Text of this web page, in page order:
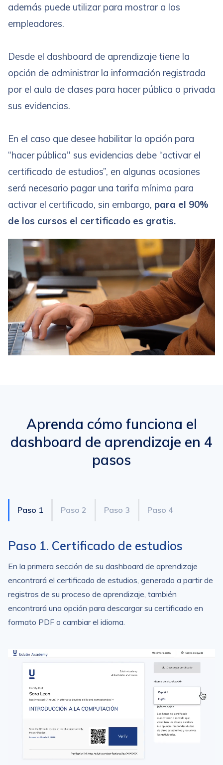
además puede utilizar para mostrar a los
empleadores.
Desde el dashboard de aprendizaje tiene la
opción de administrar la información registrada
por el aula de clases para hacer pública o privada
sus evidencias.
En el caso que desee habilitar la opción para
“hacer pública" sus evidencias debe “activar el
certificado de estudios”, en algunas ocasiones
será necesario pagar una tarifa mínima para
activar el certificado, sin embargo, para el 90%
de los cursos el certificado es gratis.
Aprenda cómo funciona el
dashboard de aprendizaje en 4
pasos
Paso 1 Paso 2 Paso 3 Paso 4
Paso 1. Certificado de estudios
En la primera sección de su dashboard de aprendizaje
encontrará el certificado de estudios, generado a partir de
registros de su proceso de aprendizaje, también
encontrará una opción para descargar su certificado en
formato PDF o cambiar el idioma.